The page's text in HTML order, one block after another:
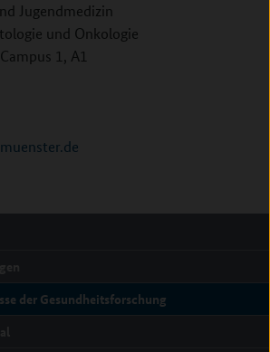
Jugendmedizin
und Onkologie
1, A1
der Gesundheitsforschung